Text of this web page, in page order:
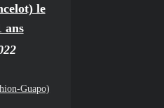
le
ans
Guapo)